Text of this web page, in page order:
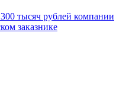
тысяч рублей компании
заказнике